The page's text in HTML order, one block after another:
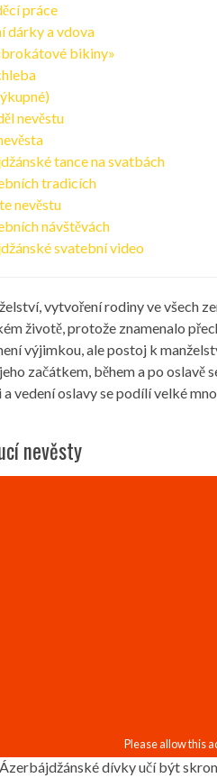
práce
dárky a vdova
bikiny»
nevěstu
tance na svatbách
tradicích
nevěstu
návštěvách
svatební video
vytvoření rodiny ve všech
životě, protože znamenalo
výjimkou, ale postoj k
začátkem, během a po oslavě
vedení oslavy se podílí velké
nevěsty
dívky učí být